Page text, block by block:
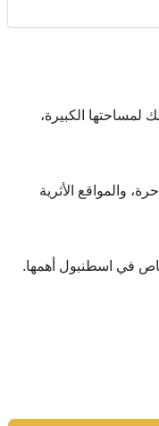
لمساحتها الكبيرة،
والمواقع الأثرية
في اسطنبول أهمها.